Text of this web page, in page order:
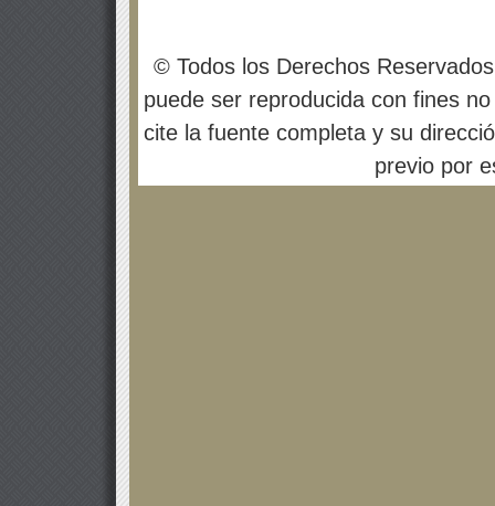
© Todos los Derechos
puede ser reproducida con fines
cite la fuente completa y su
previo por